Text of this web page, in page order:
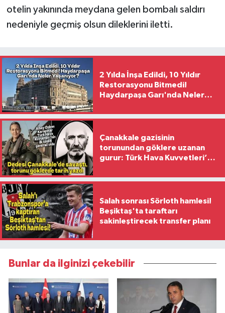
otelin yakınında meydana gelen bombalı saldırı
nedeniyle geçmiş olsun dileklerini iletti.
2 Yılda İnşa Edildi, 10 Yıldır
Restorasyonu Bitmedi!
Haydarpaşa Garı'nda Neler
Çanakkale gazisinin
torunundan göklere uzanan
gurur: Türk Hava Kuvvetleri’nin
Salah sonrası Sörloth hamlesi!
Beşiktaş'ta taraftarı
sakinleştirecek transfer planı
Bunlar da ilginizi çekebilir